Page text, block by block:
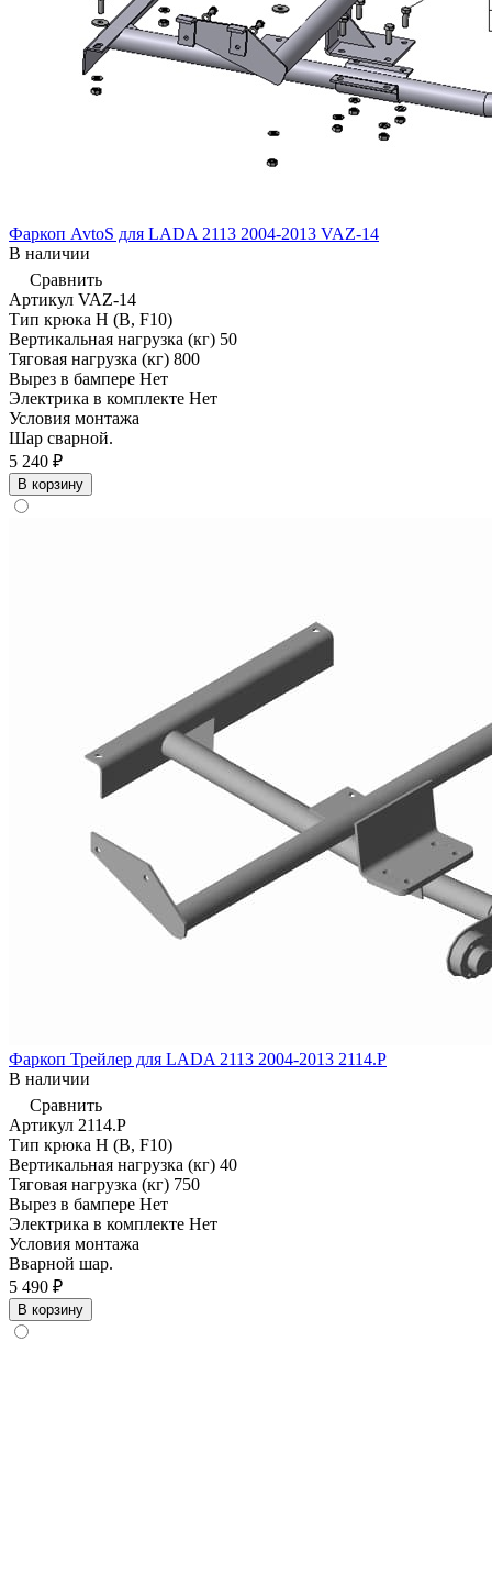
Фаркоп AvtoS для LADA 2113 2004-2013 VAZ-14
В наличии
Сравнить
Артикул VAZ-14
Тип крюка H (B, F10)
Вертикальная нагрузка (кг) 50
Тяговая нагрузка (кг) 800
Вырез в бампере Нет
Электрика в комплекте Нет
Условия монтажа
Шар сварной.
5 240 ₽
В корзину
Фаркоп Трейлер для LADA 2113 2004-2013 2114.Р
В наличии
Сравнить
Артикул 2114.Р
Тип крюка H (B, F10)
Вертикальная нагрузка (кг) 40
Тяговая нагрузка (кг) 750
Вырез в бампере Нет
Электрика в комплекте Нет
Условия монтажа
Вварной шар.
5 490 ₽
В корзину